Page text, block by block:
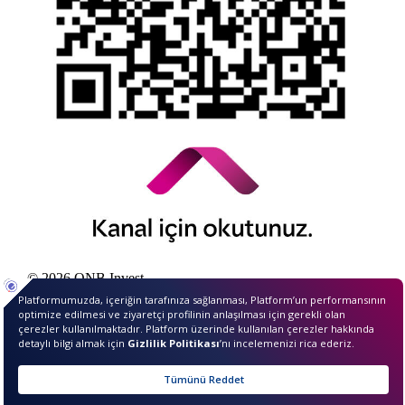
© 2026 QNB Invest,
QNB
iştirakidir.
Merhaba ben InvestIQ. Size
nasıl yardımcı olabilirim?